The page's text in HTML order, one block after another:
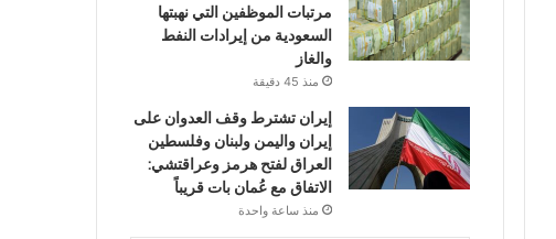
مرتبات الموظفين التي نهبتها
السعودية من إيرادات النفط
والغاز
منذ 45 دقيقة
إيران تشترط وقف العدوان على
إيران واليمن ولبنان وفلسطين
العراق لفتح هرمز وعراقتشي:
الاتفاق مع عُمان بات قريباً
منذ ساعة واحدة